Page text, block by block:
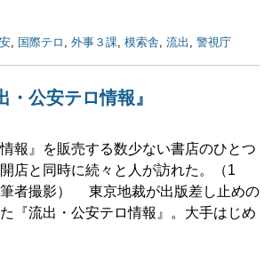
, 国際テロ , 外事３課, 模索舎, 流出 , 警視庁
・公安テロ情報』
情報』を販売する数少ない書店のひとつ
店と同時に続々と人が訪れた。（1
筆者撮影） 東京地裁が出版差し止めの
『流出・公安テロ情報』。大手はじめ